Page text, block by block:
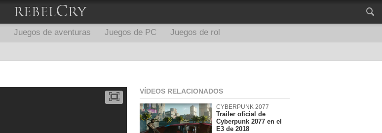
Juegos de aventuras Juegos de PC Juegos de rol
VÍDEOS RELACIONADOS
CYBERPUNK 2077
Trailer oficial de
Cyberpunk 2077 en el
E3 de 2018